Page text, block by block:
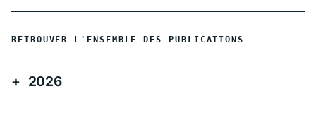
RETROUVER L'ENSEMBLE DES PUBLICATIONS
2026